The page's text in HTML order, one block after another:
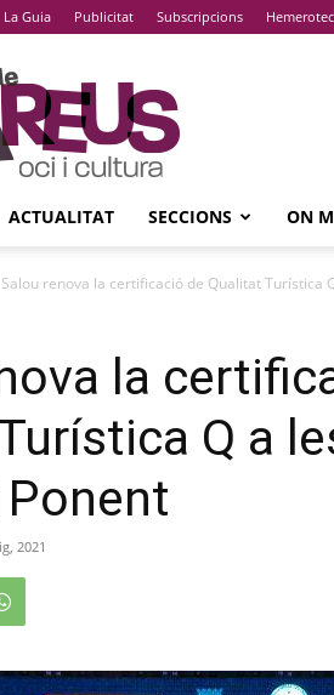
La Guia Publicitat Subscripcions
La
Guia
De
Reus
ACTUALITAT SECCIONS ON
Salou renova la certificació de Qualitat Turística
la
Q a
2021